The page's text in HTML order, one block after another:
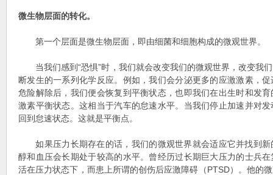
微生物层面的转化。
第一个层面是微生物层面，即由细菌和细胞构成的微观世界。
当我们感到“恐惧”时，我们就会改变我们的微观世界，改变我
断发生的一系列化学反应。例如，我们会分泌更多的应激激素，
危险解除后，我们便会恢复到平衡状态，也即我们在出生时和发
激素平衡状态。这相当于汽车的怠速水平。当我们停止加速并对
回到怠速状态。这就是平衡点。
如果压力长期存在的话，我们的微观世界就会适应它并找到新
醇和血压会长期处于较高的水平。曾经历过长期巨大压力的士兵
活在压力状态下，而患上所谓的创伤后应激障碍（PTSD）。他的